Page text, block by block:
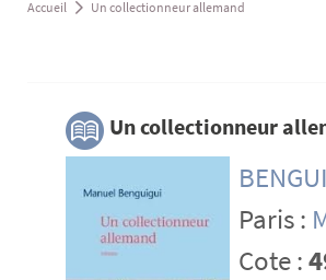
Accueil a Un collectionneur allemand
3 Un collectionneur
Paris :
Cote :